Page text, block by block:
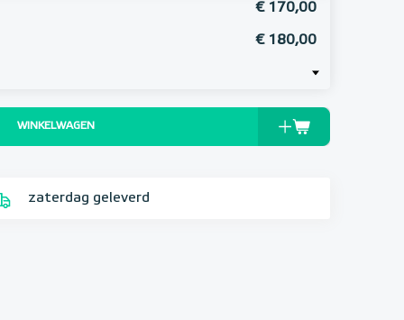
€ 170,00
€ 180,00
WINKELWAGEN
zaterdag geleverd